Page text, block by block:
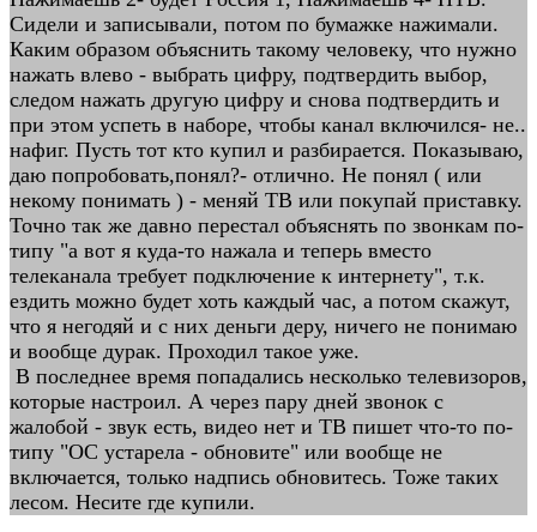
Сидели и записывали, потом по бумажке нажимали.
Каким образом объяснить такому человеку, что нужно
нажать влево - выбрать цифру, подтвердить выбор,
следом нажать другую цифру и снова подтвердить и
при этом успеть в наборе, чтобы канал включился- не..
нафиг. Пусть тот кто купил и разбирается. Показываю,
даю попробовать,понял?- отлично. Не понял ( или
некому понимать ) - меняй ТВ или покупай приставку.
Точно так же давно перестал объяснять по звонкам по-
типу "а вот я куда-то нажала и теперь вместо
телеканала требует подключение к интернету", т.к.
ездить можно будет хоть каждый час, а потом скажут,
что я негодяй и с них деньги деру, ничего не понимаю
и вообще дурак. Проходил такое уже.
В последнее время попадались несколько телевизоров,
которые настроил. А через пару дней звонок с
жалобой - звук есть, видео нет и ТВ пишет что-то по-
типу "ОС устарела - обновите" или вообще не
включается, только надпись обновитесь. Тоже таких
лесом. Несите где купили.